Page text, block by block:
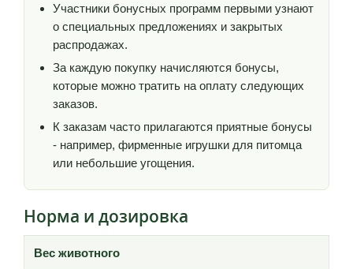
Участники бонусных программ первыми узнают
о специальных предложениях и закрытых
распродажах.
За каждую покупку начисляются бонусы,
которые можно тратить на оплату следующих
заказов.
К заказам часто прилагаются приятные бонусы
- например, фирменные игрушки для питомца
или небольшие угощения.
Норма и дозировка
Вес животного